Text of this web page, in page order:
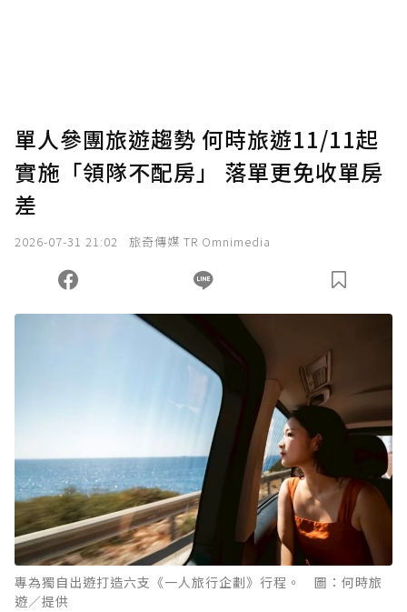
單人參團旅遊趨勢 何時旅遊11/11起
實施「領隊不配房」 落單更免收單房
差
2026-07-31 21:02 旅奇傳媒 TR Omnimedia
專為獨自出遊打造六支《一人旅行企劃》行程。 圖：何時旅
遊／提供